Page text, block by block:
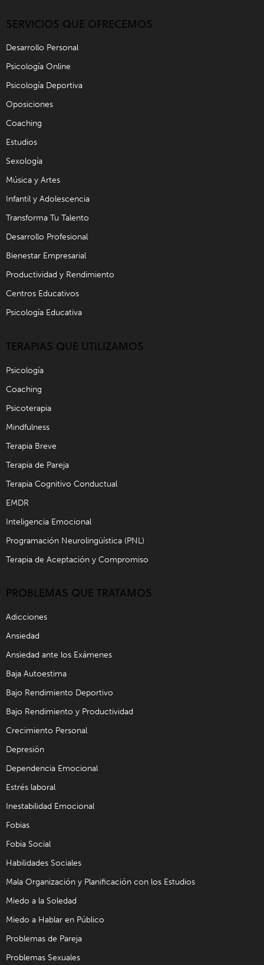
SERVICIOS QUE OFRECEMOS
Desarrollo Personal
Psicología Online
Psicología Deportiva
Oposiciones
Coaching
Estudios
Sexología
Música y Artes
Infantil y Adolescencia
Transforma Tu Talento
Desarrollo Profesional
Bienestar Empresarial
Productividad y Rendimiento
Centros Educativos
Psicología Educativa
TERAPIAS QUE UTILIZAMOS
Psicología
Coaching
Psicoterapia
Mindfulness
Terapia Breve
Terapia de Pareja
Terapia Cognitivo Conductual
EMDR
Inteligencia Emocional
Programación Neurolingüística (PNL)
Terapia de Aceptación y Compromiso
PROBLEMAS QUE TRATAMOS
Adicciones
Ansiedad
Ansiedad ante los Exámenes
Baja Autoestima
Bajo Rendimiento Deportivo
Bajo Rendimiento y Productividad
Crecimiento Personal
Depresión
Dependencia Emocional
Estrés laboral
Inestabilidad Emocional
Fobias
Fobia Social
Habilidades Sociales
Mala Organización y Planificación con los Estudios
Miedo a la Soledad
Miedo a Hablar en Público
Problemas de Pareja
Problemas Sexuales